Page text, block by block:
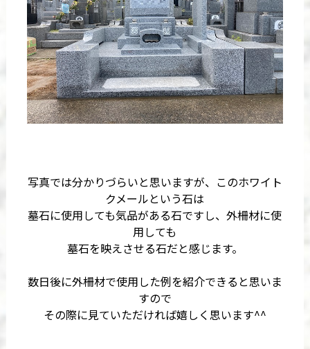
写真では分かりづらいと思いますが、このホワイト
クメールという石は
墓石に使用しても気品がある石ですし、外柵材に使
用しても
墓石を映えさせる石だと感じます。
数日後に外柵材で使用した例を紹介できると思いま
すので
その際に見ていただければ嬉しく思います^^